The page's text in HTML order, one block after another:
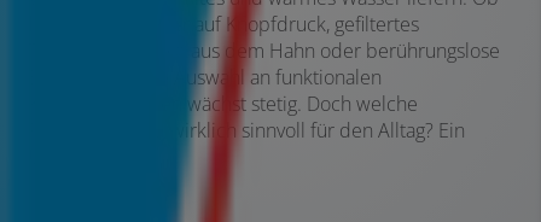
kochendes Wasser auf Knopfdruck, gefiltertes
Trinkwasser direkt aus dem Hahn oder berührungslose
Bedienung – die Auswahl an funktionalen
Küchenarmaturen wächst stetig. Doch welche
Funktionen sind wirklich sinnvoll für den Alltag? Ein